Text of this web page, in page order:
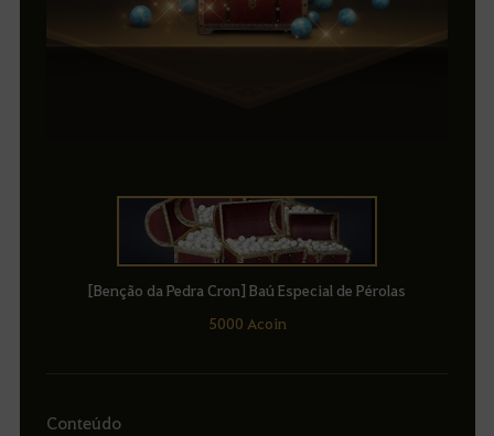
[Benção da Pedra Cron] Baú Especial de Pérolas
5000 Acoin
Conteúdo